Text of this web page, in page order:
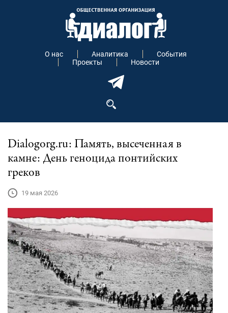
О нас Аналитика
События
Проекты
Новости
Dialogorg.ru: Память, высеченная в
камне: День геноцида понтийских
греков
19 мая 2026